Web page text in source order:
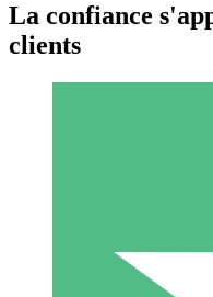
Packs de
Payez à l'utilisation avec
La confiance
clients